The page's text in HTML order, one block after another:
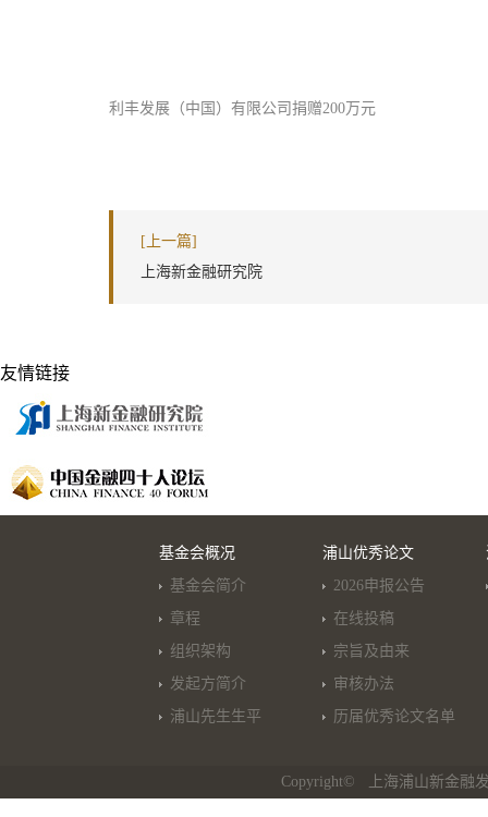
利丰发展（中国）有限公司捐赠200万元
[上一篇]
上海新金融研究院
友情链接
基金会概况
基金会简介
章程
组织架构
发起方简介
浦山先生生平
浦山优秀论文
2026申报公告
在线投稿
宗旨及由来
审核办法
历届优秀论文名单
Copyright© 上海浦山新金融